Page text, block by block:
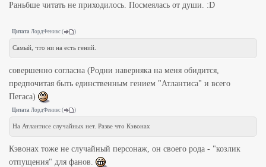
Раньбше читать не приходилось. Посмеялась от души. :D
Цитата ЛордФеникс ( )
Самый, что ни на есть гений.
совершенно согласна (Родни наверняка на меня обидится,
предпочитая быть единственным гением "Атлантиса" и всего
Пегаса)
Цитата ЛордФеникс ( )
На Атлантисе случайных нет. Разве что Кэвонах
Кэвонах тоже не случайный персонаж, он своего рода - "козлик
отпущения" для фанов.